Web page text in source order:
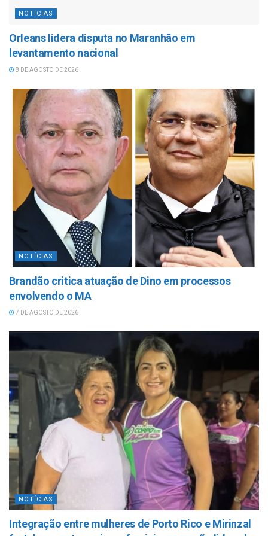
NOTÍCIAS
Orleans lidera disputa no Maranhão em
levantamento nacional
8 DE AGOSTO DE 2026
NOTÍCIAS
Brandão critica atuação de Dino em processos
envolvendo o MA
7 DE AGOSTO DE 2026
NOTÍCIAS
Integração entre mulheres de Porto Rico e Mirinzal